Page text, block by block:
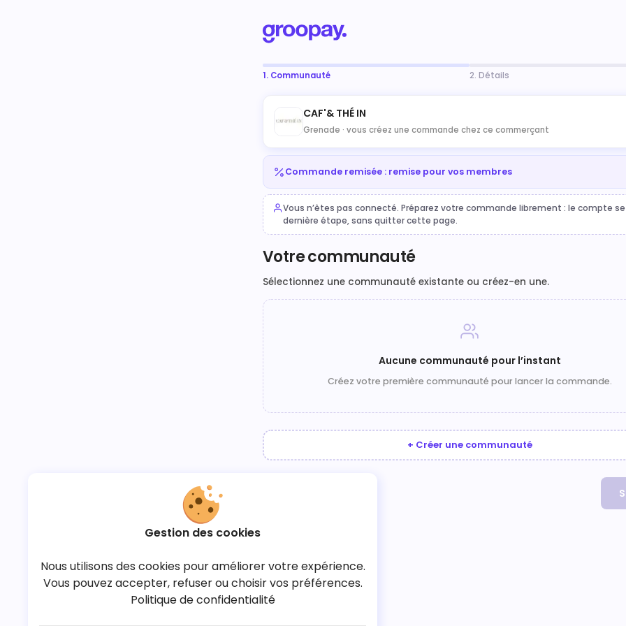
1. Communauté 2. Détails
CAF'& THÉ IN
Grenade · vous créez une commande chez ce commerçant
Commande remisée : remise pour vos membres
Vous n’êtes pas connecté. Préparez votre commande librement : le compte se
dernière étape, sans quitter cette page.
Votre communauté
Sélectionnez une communauté existante ou créez-en une.
Aucune communauté pour l’instant
Créez votre première communauté pour lancer la commande.
+ Créer une communauté
Gestion des cookies
Nous utilisons des cookies pour améliorer votre expérience.
Vous pouvez accepter, refuser ou choisir vos préférences.
Politique de confidentialité